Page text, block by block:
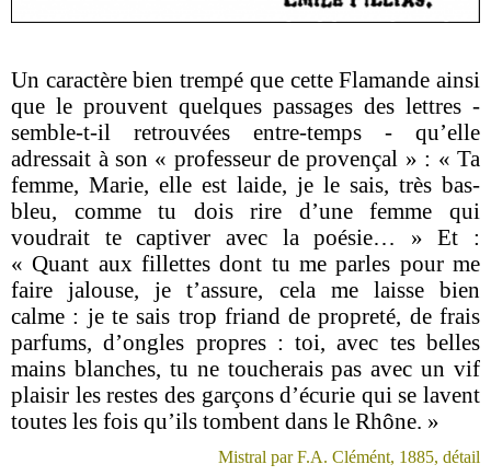
Un caractère bien trempé que cette Flamande ainsi
que le prouvent quelques passages des lettres -
semble-t-il retrouvées entre-temps - qu’elle
adressait à son « professeur de provençal » : « Ta
femme, Marie, elle est laide, je le sais, très bas-
bleu, comme tu dois rire d’une femme qui
voudrait te captiver avec la poésie… » Et :
« Quant aux fillettes dont tu me parles pour me
faire jalouse, je t’assure, cela me laisse bien
calme : je te sais trop friand de propreté, de frais
parfums, d’ongles propres : toi, avec tes belles
mains blanches, tu ne toucherais pas avec un vif
plaisir les restes des garçons d’écurie qui se lavent
toutes les fois qu’ils tombent dans le Rhône. »
Mistral par F.A. Clémént, 1885, détail